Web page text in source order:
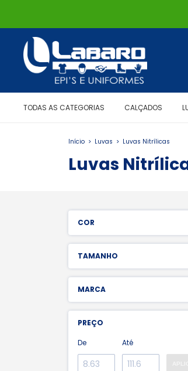
TODAS AS CATEGORIAS CALÇADOS
Início > Luvas > Luvas Nitrílicas
Luvas
COR
TAMANHO
MARCA
PREÇO
De
Até